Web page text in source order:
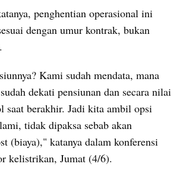
penghentian operasional ini
dengan umur kontrak, bukan
Kami sudah mendata, mana
dekati pensiunan dan secara nilai
saat berakhir. Jadi kita ambil opsi
tidak dipaksa sebab akan
(biaya)," katanya dalam konferensi
kelistrikan, Jumat (4/6).